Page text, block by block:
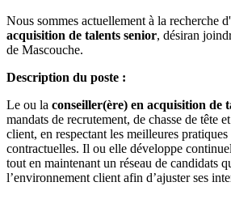
Nous sommes actuellement à la recherche
acquisition de talents senior, désiran
de Mascouche.
Description du poste :
Le ou la conseiller(ère) en acquisition de
mandats de recrutement, de chasse de tête
client, en respectant les meilleures pratiques
contractuelles. Il ou elle développe
tout en maintenant un réseau de candidats
l’environnement client afin d’ajuster ses